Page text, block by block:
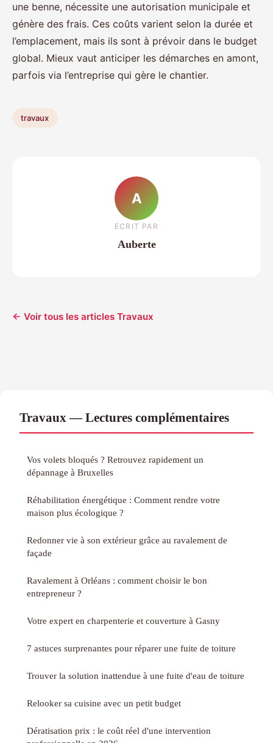
une benne, nécessite une autorisation municipale et
génère des frais. Ces coûts varient selon la durée et
l’emplacement, mais ils sont à prévoir dans le budget
global. Mieux vaut anticiper les démarches en amont,
parfois via l’entreprise qui gère le chantier.
travaux
A
ECRIT PAR
Auberte
← Voir tous les articles Travaux
Travaux — Lectures complémentaires
Vos volets bloqués ? Retrouvez rapidement un
dépannage à Bruxelles
Réhabilitation énergétique : Comment rendre votre
maison plus écologique ?
Redonner vie à son extérieur grâce au ravalement de
façade
Ravalement à Orléans : comment choisir le bon
entrepreneur ?
Votre expert en charpenterie et couverture à Gasny
7 astuces surprenantes pour réparer une fuite de toiture
Trouver la solution inattendue à une fuite d'eau de toiture
Relooker sa cuisine avec un petit budget
Dératisation prix : le coût réel d'une intervention